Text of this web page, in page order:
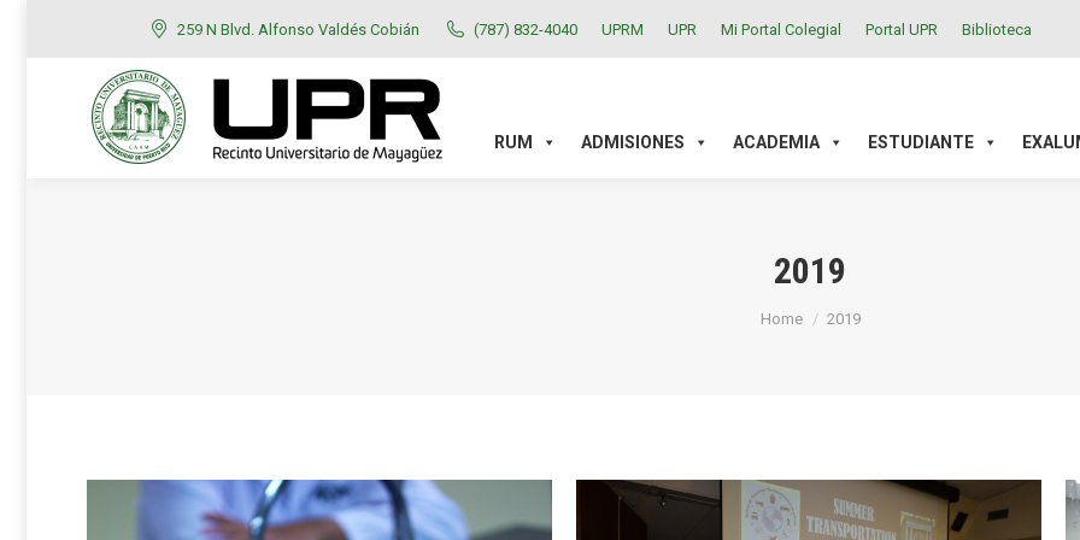
259 N Blvd. Alfonso Valdés Cobián (787) 832-4040 UPRM UPR Mi Portal Colegial Portal UPR Biblioteca
RUM ADMISIONES ACADEMIA ESTUDIANTE
2019
You are here:
Home 2019
RUM ADMISIONES